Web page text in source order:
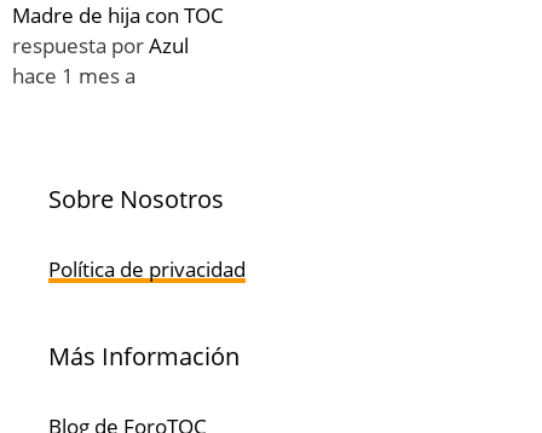
Madre de hija con TOC
respuesta porAzul
hace 1 mes a
Sobre Nosotros
Política de privacidad
Más Información
Blog de ForoTOC